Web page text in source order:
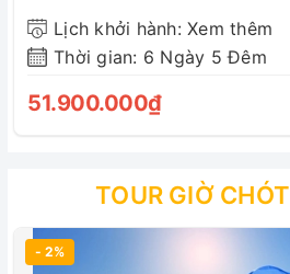
Lịch khởi hành: Xem thêm
Thời gian: 6 Ngày 5 Đêm
51.900.000₫
TOUR GIỜ CHÓT
- 2%